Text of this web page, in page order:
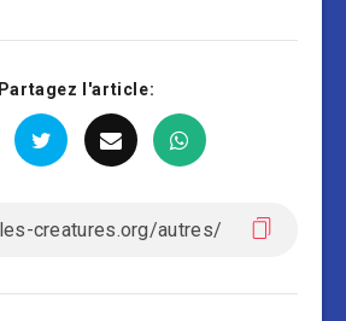
Partagez l'article: